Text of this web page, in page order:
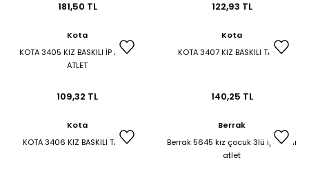
181,50 TL 122,93 TL
Kota
KOTA 3405 KIZ BASKILI İP ASKILI
ATLET
109,32 TL
Kota
KOTA 3407 KIZ BASKILI TAKIM
140,25 TL
Kota
KOTA 3406 KIZ BASKILI TAKIM
Berrak
Berrak 5645 kız çocuk 3lü ip askılı
atlet